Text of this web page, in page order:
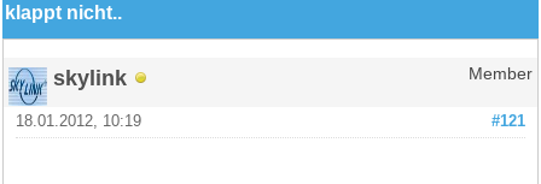
klappt nicht..
skylink Member
#121
18.01.2012, 10:19